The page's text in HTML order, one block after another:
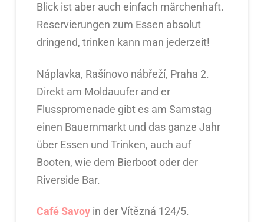
Blick ist aber auch einfach märchenhaft.
Reservierungen zum Essen absolut
dringend, trinken kann man jederzeit!
Náplavka, Rašínovo nábřeží, Praha 2.
Direkt am Moldauufer and er
Flusspromenade gibt es am Samstag
einen Bauernmarkt und das ganze Jahr
über Essen und Trinken, auch auf
Booten, wie dem Bierboot oder der
Riverside Bar.
Café Savoyin der Vítězná 124/5.